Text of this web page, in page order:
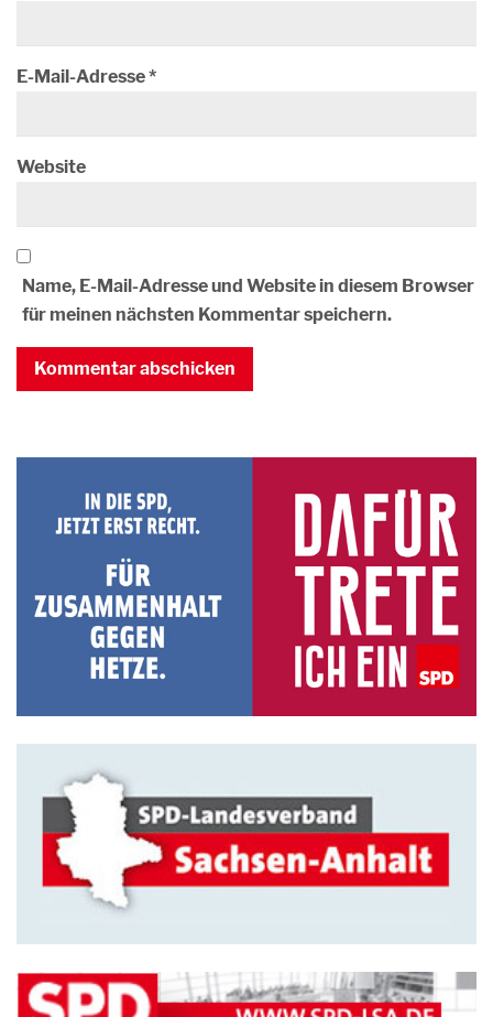
E-Mail-Adresse*
Website
Name, E-Mail-Adresse und Website in diesem Browser
für meinen nächsten Kommentar speichern.